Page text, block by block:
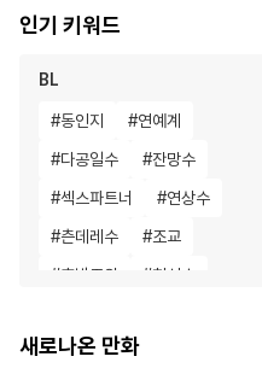
인기 키워드
BL
#동인지 #연예계
#다공일수 #잔망수
#섹스파트너 #연상수
#츤데레수 #조교
#후방주의 #헌신수
#삼각관계
새로나온 만화